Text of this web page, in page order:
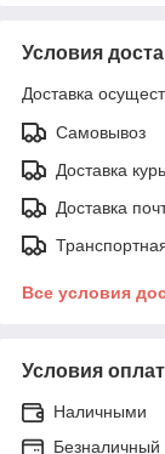
Условия
Доставка
Самовывоз
Доставка
Доставка
Все условия
Условия
Наличными
Безналичный